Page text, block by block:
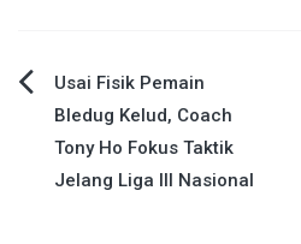
Navigasi
pos
Usai Fisik Pemain
Bledug Kelud, Coach
Tony Ho Fokus Taktik
Jelang Liga III Nasional